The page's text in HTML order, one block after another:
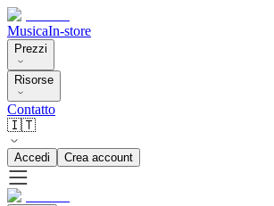
MusicaIn-store
Prezzi
Risorse
Contatto
🇮🇹
Accedi Crea account